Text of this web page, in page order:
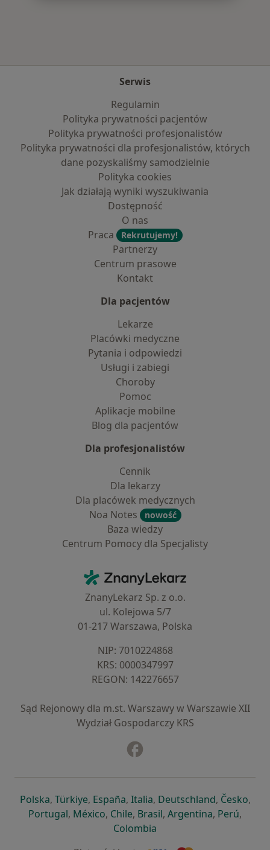
Serwis
Regulamin
Polityka prywatności pacjentów
Polityka prywatności profesjonalistów
Polityka prywatności dla profesjonalistów, których
dane pozyskaliśmy samodzielnie
Polityka cookies
Jak działają wyniki wyszukiwania
Dostępność
O nas
Praca
Rekrutujemy!
Partnerzy
Centrum prasowe
Kontakt
Dla pacjentów
Lekarze
Placówki medyczne
Pytania i odpowiedzi
Usługi i zabiegi
Choroby
Pomoc
Aplikacje mobilne
Blog dla pacjentów
Dla profesjonalistów
Cennik
Dla lekarzy
Dla placówek medycznych
Noa Notes
nowość
Baza wiedzy
Centrum Pomocy dla Specjalisty
ZnanyLekarz - Strona główna
ZnanyLekarz Sp. z o.o.
ul. Kolejowa 5/7
01-217 Warszawa, Polska
NIP: ⁠7010224868
KRS: ⁠0000347997
REGON: ⁠142276657
Sąd Rejonowy dla m.st. Warszawy w Warszawie XII
Wydział Gospodarczy KRS
Polskaotwiera się w nowej karcie
, Türkiyeotwiera się w nowej karcie
, Españaotwiera się w nowej karcie
, Italiaotwiera się w nowej
, Deutschlandotwiera się
, Česko,
Portugalotwiera się w nowej karcie
, Méxicootwiera się w nowej karcie
, Chileotwiera się w nowej karcie
, Brasilotwiera się w nowej
, Argentinaotwiera się
, Perú,
Colombia